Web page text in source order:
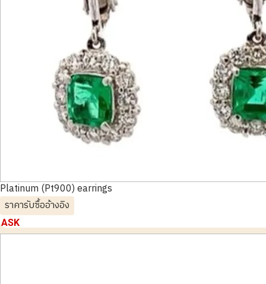
Platinum (Pt900) earrings
ราคารับซื้ออ้างอิง
ASK